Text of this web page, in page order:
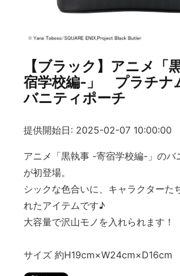
【ブラック】アニメ「
宿学校編-」 プラチナ
バニティポーチ
提供開始日: 2025-02-07 10:00:00
アニメ「黒執事 -寄宿学校編-」のバ
が初登場。
シックな色合いに、キャラクターた
れたアイテムです♪
大容量で沢山モノを入れられます！
サイズ 約